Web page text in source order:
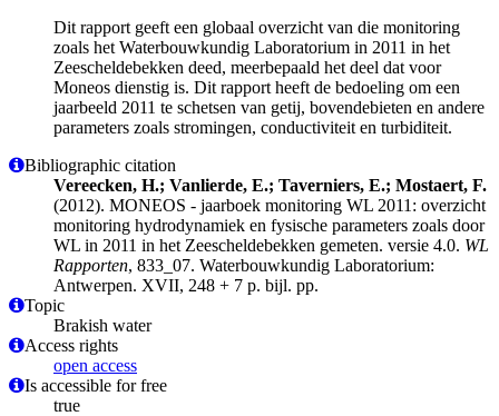
Dit rapport geeft een globaal overzicht van die monitoring
zoals het Waterbouwkundig Laboratorium in 2011 in het
Zeescheldebekken deed, meerbepaald het deel dat voor
Moneos dienstig is. Dit rapport heeft de bedoeling om een
jaarbeeld 2011 te schetsen van getij, bovendebieten en andere
parameters zoals stromingen, conductiviteit en turbiditeit.
Bibliographic citation
Vereecken, H.; Vanlierde, E.; Taverniers, E.; Mostaert, F.
(2012). MONEOS - jaarboek monitoring WL 2011: overzicht
monitoring hydrodynamiek en fysische parameters zoals door
WL in 2011 in het Zeescheldebekken gemeten. versie 4.0. WL
Rapporten, 833_07. Waterbouwkundig Laboratorium:
Antwerpen. XVII, 248 + 7 p. bijl. pp.
Topic
Brakish water
Access rights
open access
Is accessible for free
true